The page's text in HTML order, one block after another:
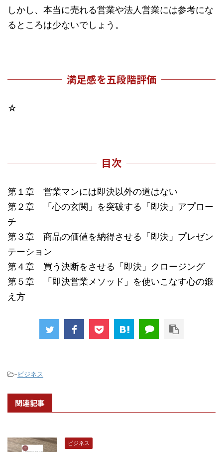
しかし、本当に売れる営業や法人営業には参考にな
るところは少ないでしょう。
満足感を五段階評価
☆
目次
第１章 営業マンには即決以外の道はない
第２章 「心の玄関」を突破する「即決」アプロー
チ
第３章 商品の価値を納得させる「即決」プレゼン
テーション
第４章 買う決断をさせる「即決」クロージング
第５章 「即決営業メソッド」を使いこなす心の鍛
え方
-ビジネス
関連記事
ビジネス